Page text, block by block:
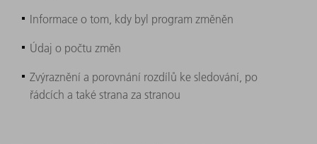
Informace o tom, kdy byl program změněn ​
Údaj o počtu změn
Zvýraznění a porovnání rozdílů ke sledování, po
řádcích a také strana za stranou